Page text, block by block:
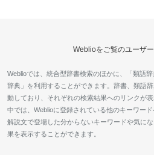
Weblioをご覧のユーザ
Weblioでは、統合型辞書検索のほかに、「類語
辞典」を利用することができます。辞書、類語
動しており、それぞれの検索結果へのリンクが
中では、Weblioに登録されている他のキーワー
解説文で登場した分からないキーワードや気に
果を表示することができます。